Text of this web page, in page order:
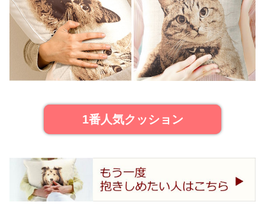
1番人気クッション